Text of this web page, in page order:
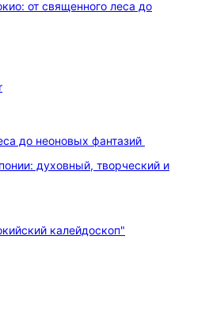
до неоновых фантазий
духовный, творческий и